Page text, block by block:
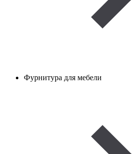
Фурнитура для мебели